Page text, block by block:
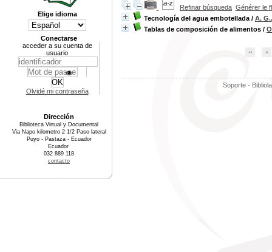
Refinar búsqueda Générer le
Tecnología del agua embotellada / A.
Tablas de composición de alimentos /
Soporte -
Elige idioma
Conectarse
acceder a su cuenta de
usuario
Olvidé mi contraseña
Dirección
Biblioteca Virtual y Documental
Via Napo kilometro 2 1/2 Paso lateral
Puyo - Pastaza - Ecuador
Ecuador
032 889 118
contacto